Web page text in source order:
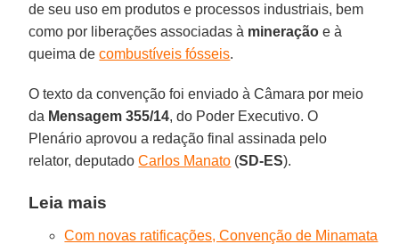
de seu uso em produtos e processos industriais, bem
como por liberações associadas à mineração e à
queima decombustíveis fósseis.
O texto da convenção foi enviado à Câmara por meio
da Mensagem 355/14, do Poder Executivo. O
Plenário aprovou a redação final assinada pelo
relator, deputadoCarlos Manato (SD-ES).
Leia mais
Com novas ratificações, Convenção de Minamata